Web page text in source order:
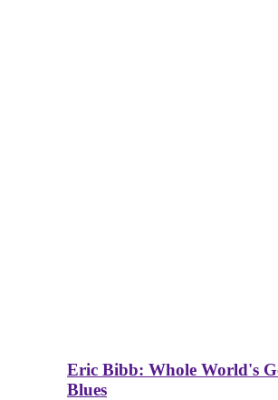
Eric Bibb: Whole World's
Blues